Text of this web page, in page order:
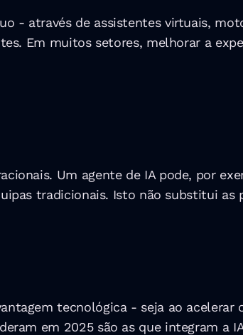
- através de assistentes virtuais,
Em muitos setores, melhorar a
Um agente de IA pode, por
tradicionais. Isto não substitui as
tecnológica - seja ao acelerar
em 2025 são as que integram a